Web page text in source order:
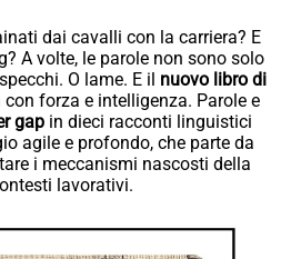
dai cavalli con la carriera? E
A volte, le parole non sono solo
O lame. E il nuovo libro di
con forza e intelligenza. Parole e
gap in dieci racconti linguistici
agile e profondo, che parte da
i meccanismi nascosti della
lavorativi.